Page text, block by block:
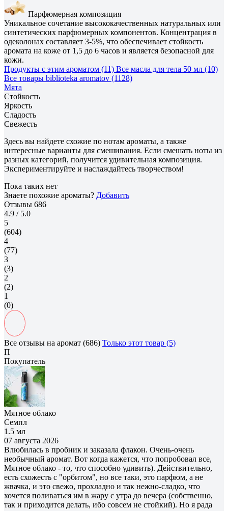
Парфюмерная композиция
Уникальное сочетание высококачественных натуральных или
синтетических парфюмерных компонентов. Концентрация в
одеколонах составляет 3-5%, что обеспечивает стойкость
аромата на коже от 1,5 до 6 часов и является безопасной для
кожи.
Продукты с этим ароматом (11) Все масла для тела 50 мл (10)
Все товары biblioteka aromatov (1128)
Мята
Стойкость
Яркость
Сладость
Свежесть
Здесь вы найдете схожие по нотам ароматы, а также
интересные варианты для смешивания. Если смешать ноты из
разных категорий, получится удивительная композиция.
Экспериментируйте и наслаждайтесь творчеством!
Пока таких нет
Знаете похожие ароматы? Добавить
Отзывы 686
4.9 / 5.0
5
(604)
4
(77)
3
(3)
2
(2)
1
(0)
Все отзывы на аромат (686) Только этот товар (5)
П
Покупатель
Мятное облако
Семпл
1.5 мл
07 августа 2026
Влюбилась в пробник и заказала флакон. Очень-очень
необычный аромат. Вот когда кажется, что попробовал все,
Мятное облако - то, что способно удивить). Действительно,
есть схожесть с "орбитом", но все таки, это парфюм, а не
жвачка, и это свежо, прохладно и так нежно-сладко, что
хочется поливаться им в жару с утра до вечера (собственно,
так и приходится делать, ибо совсем не стойкий). Но я рада